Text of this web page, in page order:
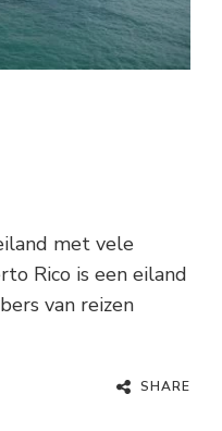
met vele
Rico is een eiland
van reizen
SHARE